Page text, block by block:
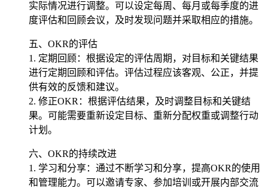
实际情况进行调整。可以设定每周、每月或每季度的进
度评估和回顾会议，及时发现问题并采取相应的措施。
五、OKR的评估
1. 定期回顾：根据设定的评估周期，对目标和关键结果
进行定期回顾和评估。评估过程应该客观、公正，并提
供有效的反馈和建议。
2. 修正OKR：根据评估结果，及时调整目标和关键结
果。可能需要重新设定目标、重新分配权重或调整行动
计划。
六、OKR的持续改进
1. 学习和分享：通过不断学习和分享，提高OKR的使用
和管理能力。可以邀请专家、参加培训或开展内部交流